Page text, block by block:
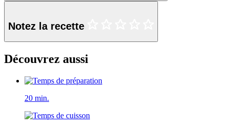
Notez la recette
Découvrez aussi
20 min.